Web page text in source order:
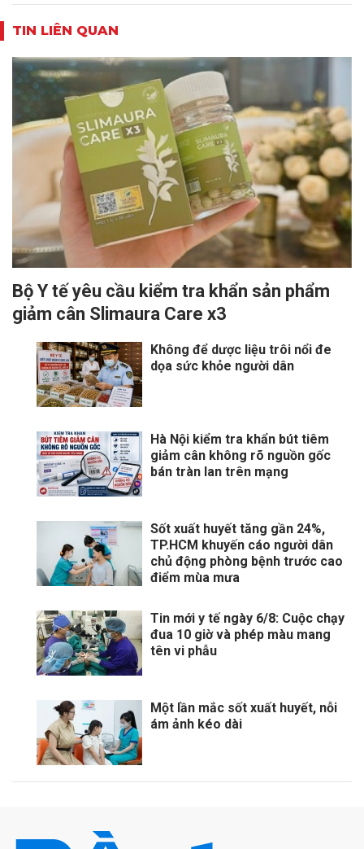
TIN LIÊN QUAN
Bộ Y tế yêu cầu kiểm tra khẩn sản phẩm
giảm cân Slimaura Care x3
Không để dược liệu trôi nổi đe
dọa sức khỏe người dân
Hà Nội kiểm tra khẩn bút tiêm
giảm cân không rõ nguồn gốc
bán tràn lan trên mạng
Sốt xuất huyết tăng gần 24%,
TP.HCM khuyến cáo người dân
chủ động phòng bệnh trước cao
điểm mùa mưa
Tin mới y tế ngày 6/8: Cuộc chạy
đua 10 giờ và phép màu mang
tên vi phẫu
Một lần mắc sốt xuất huyết, nỗi
ám ảnh kéo dài